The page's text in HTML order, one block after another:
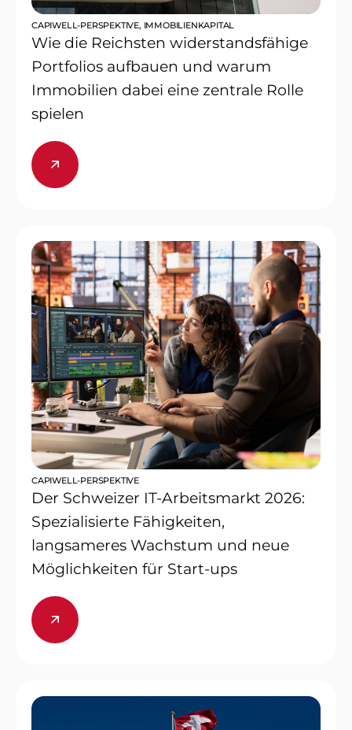
CAPIWELL-PERSPEKTIVE, IMMOBILIENKAPITAL
Wie die Reichsten widerstandsfähige
Portfolios aufbauen und warum
Immobilien dabei eine zentrale Rolle
spielen
CAPIWELL-PERSPEKTIVE
Der Schweizer IT-Arbeitsmarkt 2026:
Spezialisierte Fähigkeiten,
langsameres Wachstum und neue
Möglichkeiten für Start-ups